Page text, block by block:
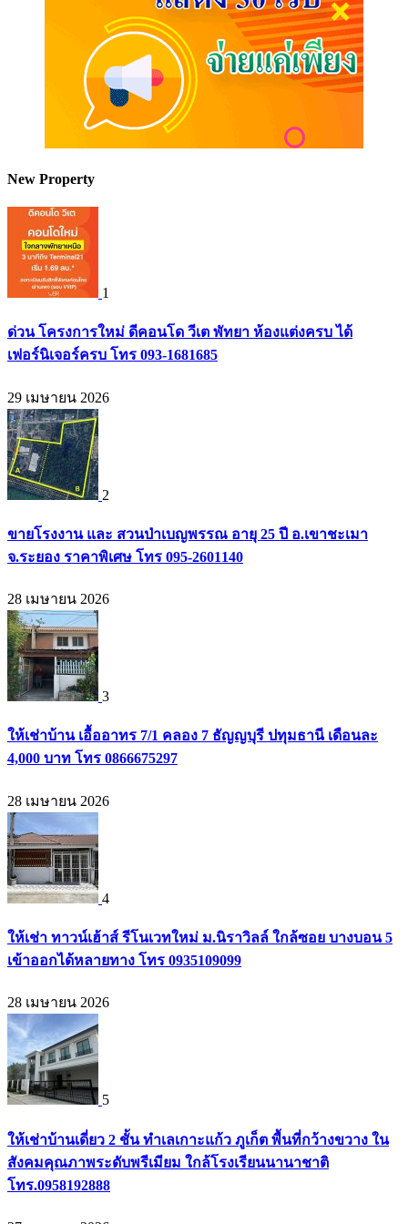
New Property
1
ด่วน โครงการใหม่ ดีคอนโด วีเต พัทยา ห้องแต่งครบ ได้
เฟอร์นิเจอร์ครบ โทร 093-1681685
29 เมษายน 2026
2
ขายโรงงาน และ สวนป่าเบญพรรณ อายุ 25 ปี อ.เขาชะเมา
จ.ระยอง ราคาพิเศษ โทร 095-2601140
28 เมษายน 2026
3
ให้เช่าบ้าน เอื้ออาทร 7/1 คลอง 7 ธัญญบุรี ปทุมธานี เดือนละ
4,000 บาท โทร 0866675297
28 เมษายน 2026
4
ให้เช่า ทาวน์เฮ้าส์ รีโนเวทใหม่ ม.นิราวิลล์ ใกล้ซอย บางบอน 5
เข้าออกได้หลายทาง โทร 0935109099
28 เมษายน 2026
5
ให้เช่าบ้านเดี่ยว 2 ชั้น ทำเลเกาะแก้ว ภูเก็ต พื้นที่กว้างขวาง ใน
สังคมคุณภาพระดับพรีเมียม ใกล้โรงเรียนนานาชาติ
โทร.0958192888